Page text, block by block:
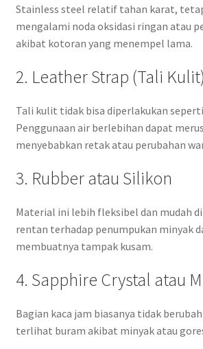
Stainless steel relatif tahan karat,
mengalami noda oksidasi ringan atau
akibat kotoran yang menempel lama.
2. Leather Strap (Tali Kulit)
Tali kulit tidak bisa diperlakukan
Penggunaan air berlebihan dapat
menyebabkan retak atau perubahan
3. Rubber atau Silikon
Material ini lebih fleksibel dan mudah
rentan terhadap penumpukan minyak
membuatnya tampak kusam.
4. Sapphire Crystal atau
Bagian kaca jam biasanya tidak
terlihat buram akibat minyak atau